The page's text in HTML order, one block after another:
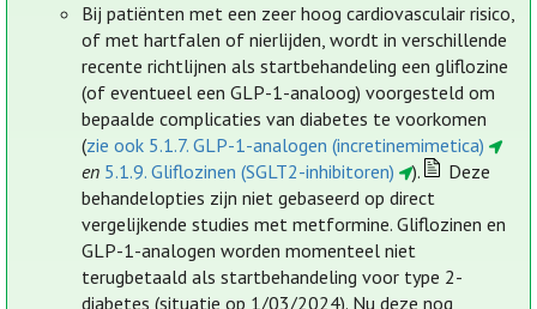
Bij patiënten met een zeer hoog cardiovasculair risico,
of met hartfalen of nierlijden, wordt in verschillende
recente richtlijnen als startbehandeling een gliflozine
(of eventueel een GLP-1-analoog) voorgesteld om
bepaalde complicaties van diabetes te voorkomen
(zie ook 5.1.7. GLP-1-analogen (incretinemimetica)
en 5.1.9. Gliflozinen (SGLT2-inhibitoren) ).
Deze
behandelopties zijn niet gebaseerd op direct
vergelijkende studies met metformine. Gliflozinen en
GLP-1-analogen worden momenteel niet
terugbetaald als startbehandeling voor type 2-
diabetes (situatie op 1/03/2024). Nu deze nog